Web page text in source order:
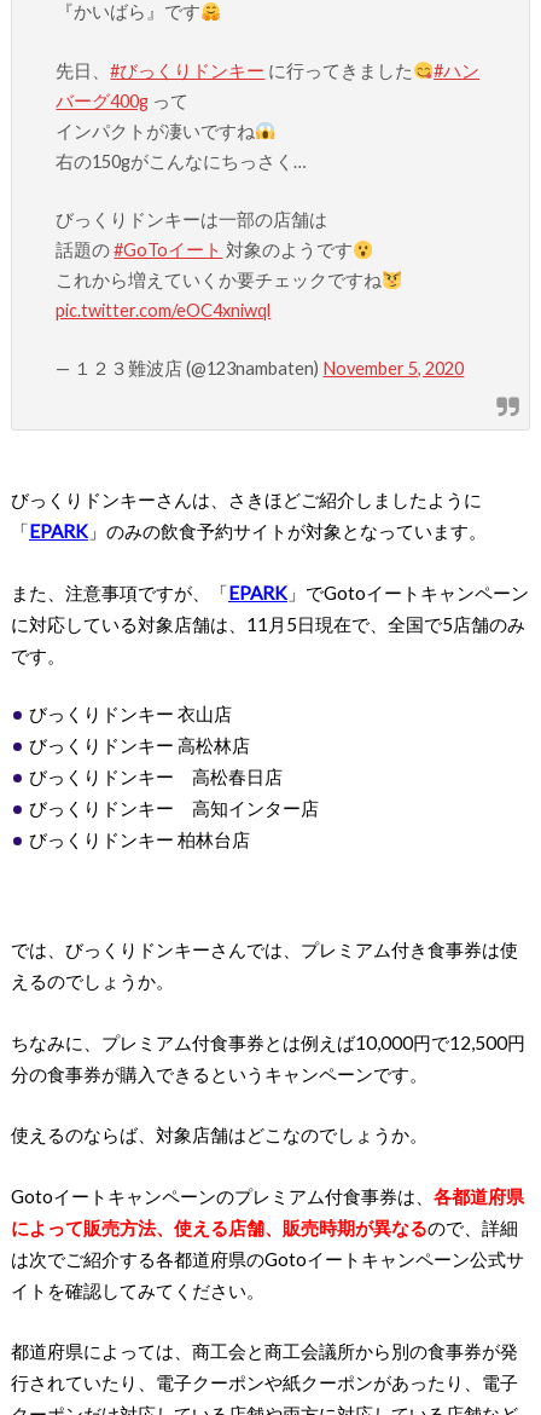
『かいばら』です
先日、#びっくりドンキー に行ってきました
#ハン
バーグ400g って
インパクトが凄いですね
右の150gがこんなにちっさく…
びっくりドンキーは一部の店舗は
話題の#GoToイート 対象のようです
これから増えていくか要チェックですね
pic.twitter.com/eOC4xniwql
— １２３難波店 (@123nambaten) November 5, 2020
びっくりドンキーさんは、さきほどご紹介しましたように
「EPARK」のみの飲食予約サイトが対象となっています。
また、注意事項ですが、「EPARK」でGotoイートキャンペーン
に対応している対象店舗は、11月5日現在で、全国で5店舗のみ
です。
びっくりドンキー 衣山店
びっくりドンキー 高松林店
びっくりドンキー 高松春日店
びっくりドンキー 高知インター店
びっくりドンキー 柏林台店
では、びっくりドンキーさんでは、プレミアム付き食事券は使
えるのでしょうか。
ちなみに、プレミアム付食事券とは例えば10,000円で12,500円
分の食事券が購入できるというキャンペーンです。
使えるのならば、対象店舗はどこなのでしょうか。
Gotoイートキャンペーンのプレミアム付食事券は、 各都道府県
によって販売方法、使える店舗、販売時期が異なるので、詳細
は次でご紹介する各都道府県のGotoイートキャンペーン公式サ
イトを確認してみてください。
都道府県によっては、商工会と商工会議所から別の食事券が発
行されていたり、電子クーポンや紙クーポンがあったり、電子